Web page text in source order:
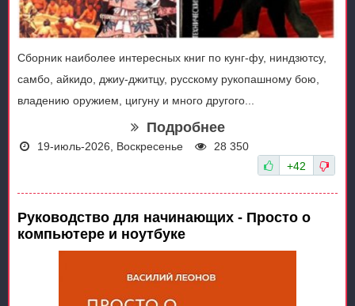
Сборник наиболее интересных книг по кунг-фу, ниндзютсу,
самбо, айкидо, джиу-джитцу, русскому рукопашному бою,
владению оружием, цигуну и много другого...
Подробнее
19-июль-2026, Воскресенье
28 350
+42
Руководство для начинающих - Просто о
компьютере и ноутбуке